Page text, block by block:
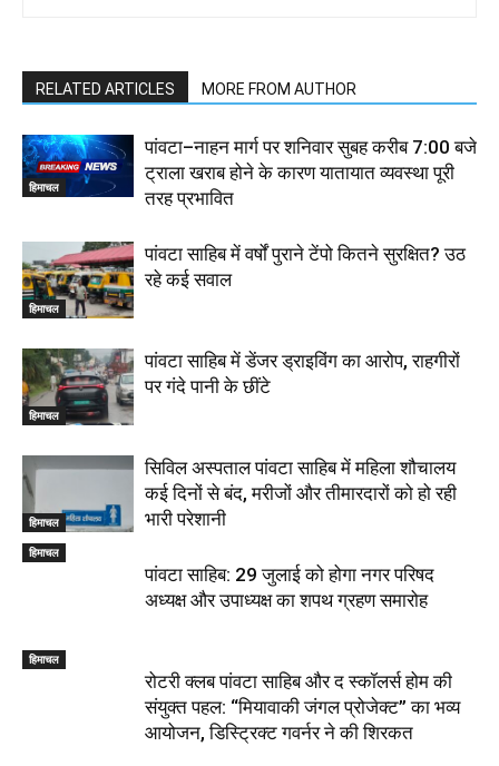
RELATED ARTICLES MORE FROM AUTHOR
हिमाचल
पांवटा–नाहन मार्ग पर शनिवार सुबह करीब 7:00 बजे
ट्राला खराब होने के कारण यातायात व्यवस्था पूरी
तरह प्रभावित
हिमाचल
पांवटा साहिब में वर्षों पुराने टेंपो कितने सुरक्षित? उठ
रहे कई सवाल
हिमाचल
पांवटा साहिब में डेंजर ड्राइविंग का आरोप, राहगीरों
पर गंदे पानी के छींटे
हिमाचल
सिविल अस्पताल पांवटा साहिब में महिला शौचालय
कई दिनों से बंद, मरीजों और तीमारदारों को हो रही
भारी परेशानी
हिमाचल
पांवटा साहिब: 29 जुलाई को होगा नगर परिषद
अध्यक्ष और उपाध्यक्ष का शपथ ग्रहण समारोह
हिमाचल
​रोटरी क्लब पांवटा साहिब और द स्कॉलर्स होम की
संयुक्त पहल: “मियावाकी जंगल प्रोजेक्ट” का भव्य
आयोजन, डिस्ट्रिक्ट गवर्नर ने की शिरकत